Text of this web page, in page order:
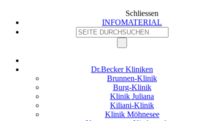
Schliessen
INFOMATERIAL
Dr.Becker Kliniken
Brunnen-Klinik
Burg-Klinik
Klinik Juliana
Kiliani-Klinik
Klinik Möhnesee